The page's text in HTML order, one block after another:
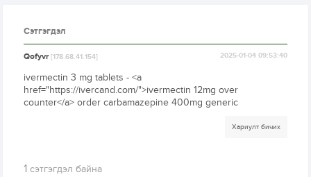
Сэтгэгдэл
Qofyvr[178.68.41.154] 2025-01-04 09:53:40
ivermectin 3 mg tablets - <a
href="https://ivercand.com/">ivermectin 12mg over
counter</a> order carbamazepine 400mg generic
Хариулт бичих
1 сэтгэгдэл байна